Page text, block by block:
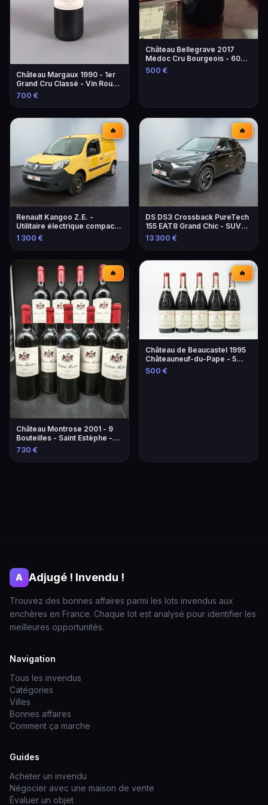
Château Margaux 1990 - 1er
Grand Cru Classé - Vin Rouge
d'Exception
700 €
Château Bellegrave 2017
Médoc Cru Bourgeois - 60
Bouteilles
500 €
🔥
Renault Kangoo Z.E. -
Utilitaire électrique compact
et pratique
1 300 €
🔥
DS DS3 Crossback PureTech
155 EAT8 Grand Chic - SUV
élégant et performant
13 300 €
🔥
Château Montrose 2001 - 9
Bouteilles - Saint Estèphe -
2ème Grand Cru Classé
730 €
🔥
Château de Beaucastel 1995
Châteauneuf-du-Pape - 5
Bouteilles
500 €
A Adjugé ! Invendu !
Trouvez des bonnes affaires parmi les lots invendus aux
enchères en France. Chaque lot est analysé pour identifier les
meilleures opportunités.
Navigation
Tous les invendus
Catégories
Villes
Bonnes affaires
Comment ça marche
Guides
Acheter un invendu
Négocier avec une maison de vente
Évaluer un objet